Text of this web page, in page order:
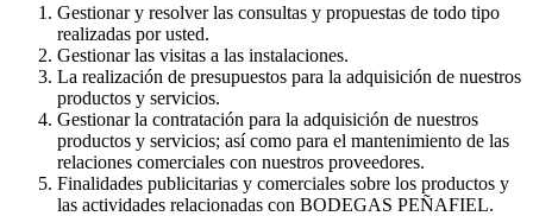
Gestionar y resolver las consultas y propuestas de todo tipo
realizadas por usted.
Gestionar las visitas a las instalaciones.
La realización de presupuestos para la adquisición de nuestros
productos y servicios.
Gestionar la contratación para la adquisición de nuestros
productos y servicios; así como para el mantenimiento de las
relaciones comerciales con nuestros proveedores.
Finalidades publicitarias y comerciales sobre los productos y
las actividades relacionadas con BODEGAS PEÑAFIEL.